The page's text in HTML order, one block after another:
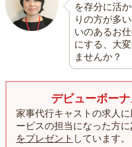
を存分に活
りの方が多
いのあるお
にする、大
ませんか？
デビューボー
家事代行キャストの求人
ービスの担当になった方に
をプレゼント しています。